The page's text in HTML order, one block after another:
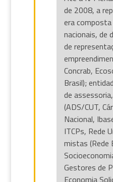
de 2008, a
era
nacionais, de
de
Concrab,
Brasil);
de
(ADS/CUT,
Nacional,
ITCPs, Rede
mistas (Rede
Gestores de
Economia